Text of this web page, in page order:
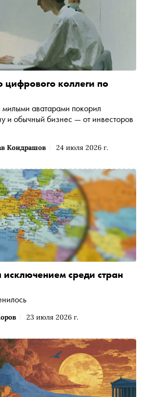
Кондрашов 24 июля 2026 г.
цифрового коллеги по
аватарами покорил
и обычный бизнес — от инвесторов
23 июля 2026 г.
среди стран